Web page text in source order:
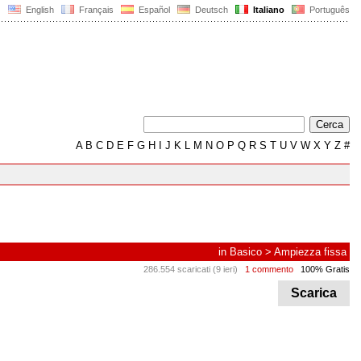
English Français Español Deutsch Italiano Português
AB C D E F G H J K L M N O P Q R S T U V W X Y Z #
in Basico > Ampiezza fissa
286.554 scaricati (9 ieri) 1 commento 100% Gratis
Scarica